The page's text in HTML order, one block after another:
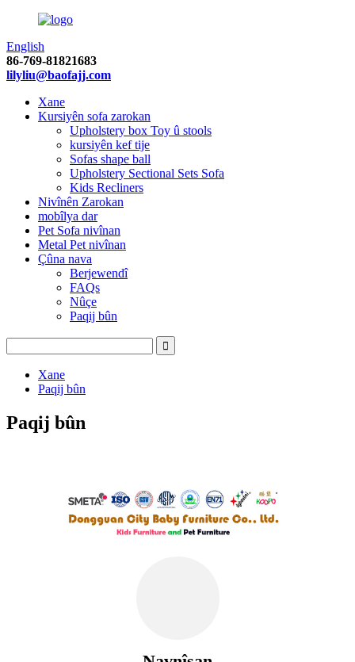
English
86-769-81821683
lilyliu@baofajj.com
Xane
Kursiyên sofa zarokan
Upholstery box Toy û stools
kursiyên kef tije
Sofas shape ball
Upholstery Sectional Sets Sofa
Kids Recliners
Nivînên Zarokan
mobîlya dar
Pet Sofa nivînan
Metal Pet nivînan
Çûna nava
Berjewendî
FAQs
Nûçe
Paqij bûn
Xane
Paqij bûn
Paqij bûn